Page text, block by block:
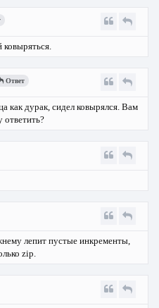
ковыряться.
Ответ
как дурак, сидел ковырялся. Вам
ответить?
лепит пустые инкременты,
zip.